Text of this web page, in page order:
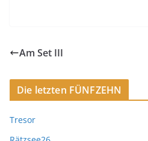
Am Set III
Die letzten FÜNFZEHN
Tresor